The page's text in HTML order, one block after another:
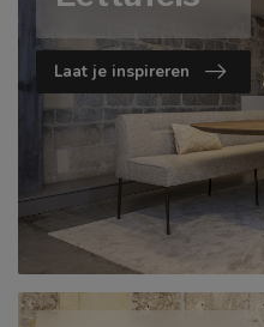
Laat je inspireren